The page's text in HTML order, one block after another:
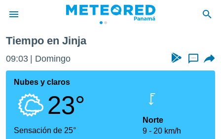
de
ha
calidad.
a este
Tiempo en Jinja
09:03 Domingo ...
Nubes y claros
23°
Sensación de 25°
Norte
9
20 km/h